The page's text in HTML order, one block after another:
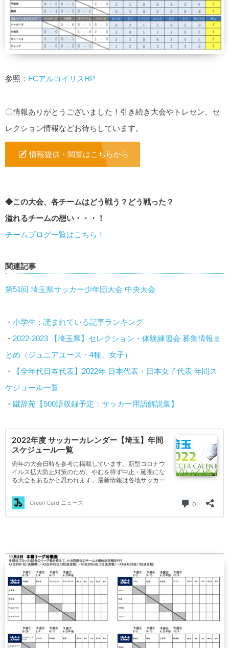
参照： FCアルコイリスHP
〇情報ありがとうございました！引き続き大会やトレセン、セ
レクション情報などお待ちしています。
情報提供・閲覧はこちらから
◆この大会、各チームはどう戦う？どう戦った？
溢れるチームの想い・・・！
チームブログ一覧はこちら！
関連記事
第51回 埼玉県サッカー少年団大会 中央大会
・ 小学生：読まれている記事ランキング
・ 2022-2023 【埼玉県】セレクション・体験練習会 募集情報ま
とめ（ジュニアユース・4種、女子）
・
【全年代日本代表】2022年 日本代表・日本女子代表 年間ス
ケジュール一覧
・ 蹴辞苑【500語収録予定：サッカー用語解説集】